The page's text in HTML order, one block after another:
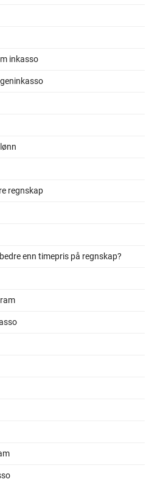
inkasso
regnskap
enn timepris på regnskap?